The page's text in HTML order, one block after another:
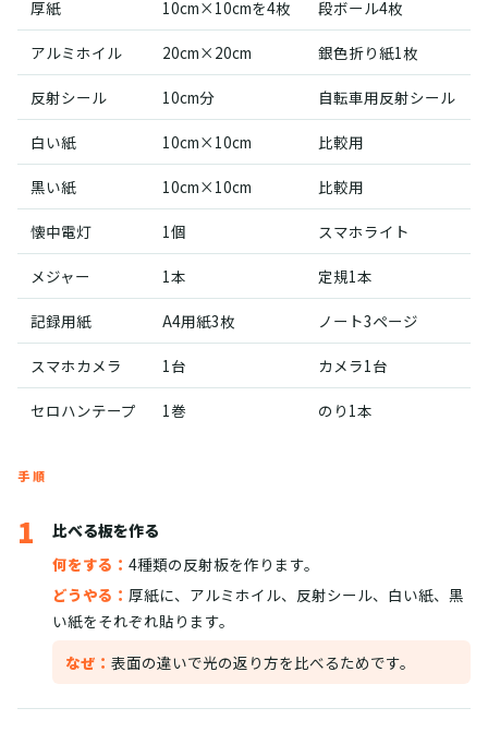
厚紙 10cm×10cmを4枚 段ボール4枚
アルミホイル 20cm×20cm 銀色折り紙1枚
反射シール 10cm分 自転車用反射シール
白い紙 10cm×10cm 比較用
黒い紙 10cm×10cm 比較用
懐中電灯 1個 スマホライト
メジャー 1本 定規1本
記録用紙 A4用紙3枚 ノート3ページ
スマホカメラ 1台 カメラ1台
セロハンテープ 1巻 のり1本
手順
1
比べる板を作る
何をする： 4種類の反射板を作ります。
どうやる： 厚紙に、アルミホイル、反射シール、白い紙、黒
い紙をそれぞれ貼ります。
なぜ： 表面の違いで光の返り方を比べるためです。